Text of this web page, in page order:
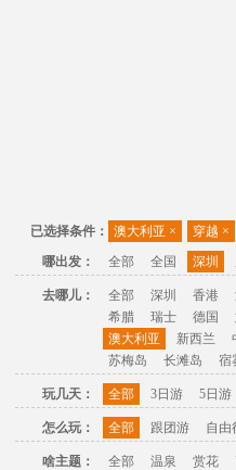
已选择条件： 澳大利亚 × 穿越 ×
哪出发：
全部 全国 深圳
去哪儿： 全部 深圳 香港
希腊
瑞士 德国
澳大利亚
新西兰
苏梅岛
长滩岛 宿
玩几天： 全部 3日游 5日游
怎么玩： 全部 跟团游 自由
啥主题： 全部 温泉 赏花